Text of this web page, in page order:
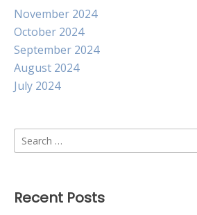
November 2024
October 2024
September 2024
August 2024
July 2024
Search
for:
Recent Posts